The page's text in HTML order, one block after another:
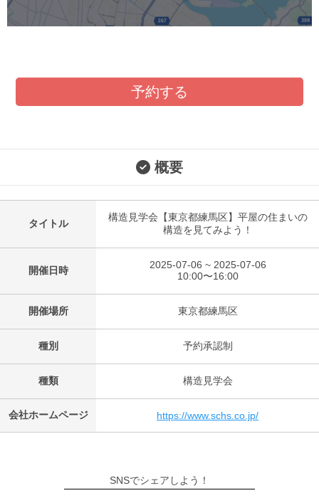
予約する
概要
タイトル
構造見学会【東京都練馬区】平屋の住まいの
構造を見てみよう！
開催日時
2025-07-06 ~ 2025-07-06
10:00〜16:00
開催場所 東京都練馬区
種別 予約承認制
種類 構造見学会
会社ホームページ https://www.schs.co.jp/
SNSでシェアしよう！